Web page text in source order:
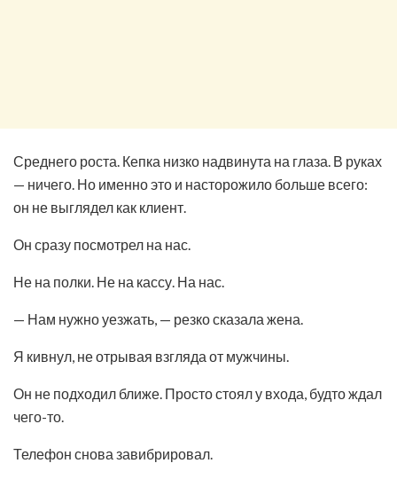
Среднего роста. Кепка низко надвинута на глаза. В руках
— ничего. Но именно это и насторожило больше всего:
он не выглядел как клиент.
Он сразу посмотрел на нас.
Не на полки. Не на кассу. На нас.
— Нам нужно уезжать, — резко сказала жена.
Я кивнул, не отрывая взгляда от мужчины.
Он не подходил ближе. Просто стоял у входа, будто ждал
чего-то.
Телефон снова завибрировал.